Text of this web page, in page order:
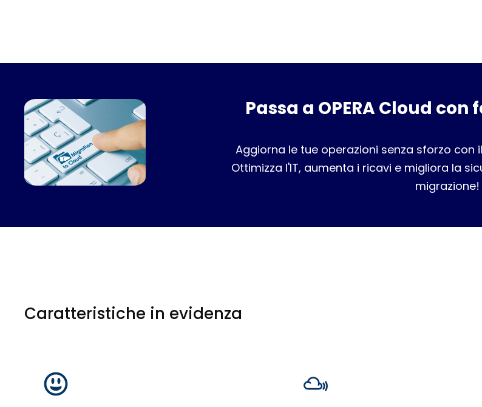
Passa a OPERA Cloud
Aggiorna le tue operazioni senza sforzo
Ottimizza l'IT, aumenta i ricavi e migliora la
migrazione!
Caratteristiche in evidenza